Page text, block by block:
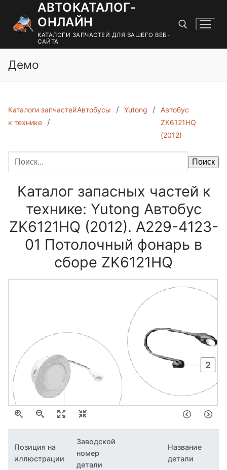
содержимому
АВТОКАТАЛОГ-
ОНЛАЙН
КАТАЛОГИ ЗАПЧАСТЕЙ ДЛЯ ВАШЕГО ВЕБ-
САЙТА
Демо
Каталоги запчастей
к технике
Автобусы Yutong
Автобус
ZK6121HQ
(2012)
Поиск
Каталог запасных частей к
технике: Yutong Автобус
ZK6121HQ (2012). A229-4123-
01 Потолочный фонарь в
сборе ZK6121HQ
1
2
Позиция на
иллюстрации
Заводской
номер
детали
Название
детали